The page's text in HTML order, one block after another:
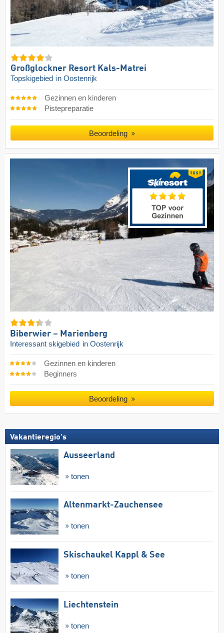
Großglockner Resort Kals-Matrei
Topskigebied in Oostenrijk
Gezinnen en kinderen
Pistepreparatie
Beoordeling
Biberwier – Marienberg
Interessant skigebied in Oostenrijk
Gezinnen en kinderen
Beginners
Beoordeling
Vakantieregio's
Ausseerland
tonen
Altenmarkt-Zauchensee
tonen
Skischaukel Kappl & See
tonen
Liechtenstein
tonen